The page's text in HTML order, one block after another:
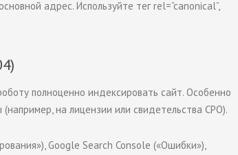
адрес. Используйте тегrel=”canonical”,
полноценно индексировать сайт. Особенно
на лицензии или свидетельства СРО).
Google Search Console («Ошибки»),